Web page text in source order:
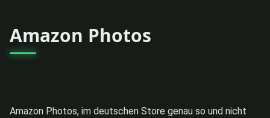
Amazon Photos
Amazon Photos, im deutschen Store genau so und nicht